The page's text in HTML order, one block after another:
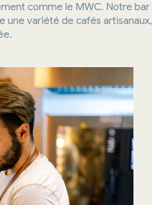
comme le MWC. Notre bar
une variété de cafés artisanaux,